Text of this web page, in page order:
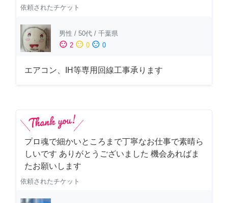
依頼されたチケット
男性 / 50代 / 千葉県
sentiment_satisfied 2 sentiment_neutral 0 sentiment_dissatisfied 0
エアコン、IH等専用回線工事承ります
プロ魂で細かいところまで丁寧なお仕事で素晴ら
しいです ありがとうございました 機会あればま
たお願いします
依頼されたチケット